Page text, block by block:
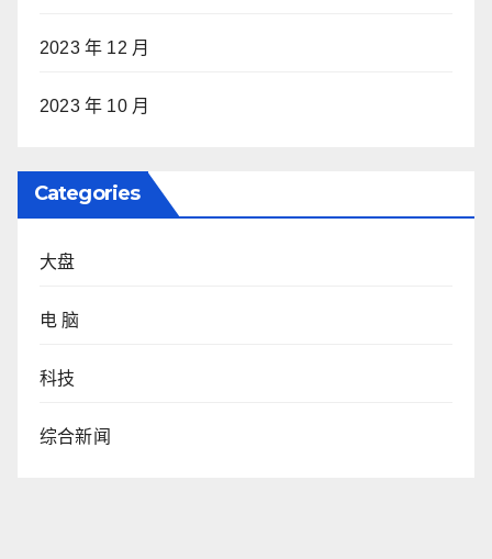
2023 年 12 月
2023 年 10 月
Categories
大盘
电 脑
科技
综合新闻